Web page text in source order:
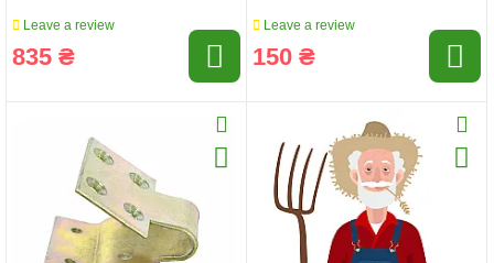
Leave a review
835 ₴
Leave a review
150 ₴